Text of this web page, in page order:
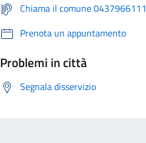
Chiama il comune 0437966111
Prenota un appuntamento
Problemi in città
Segnala disservizio